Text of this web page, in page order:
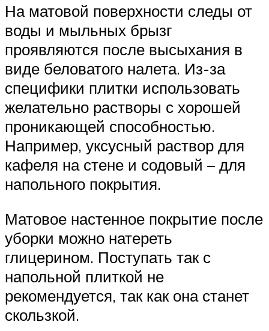
На матовой поверхности следы от
воды и мыльных брызг
проявляются после высыхания в
виде беловатого налета. Из-за
специфики плитки использовать
желательно растворы с хорошей
проникающей способностью.
Например, уксусный раствор для
кафеля на стене и содовый – для
напольного покрытия.
Матовое настенное покрытие после
уборки можно натереть
глицерином. Поступать так с
напольной плиткой не
рекомендуется, так как она станет
скользкой.